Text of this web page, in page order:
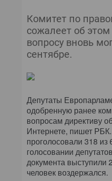
Комитет по
сожалеет об
вопросу вновь
сентябре.
Депутаты
одобренную ранее
вопросам директиву
Интернете, пишет
проголосовали 318
голосовании
документа выступили
человек воздержался.